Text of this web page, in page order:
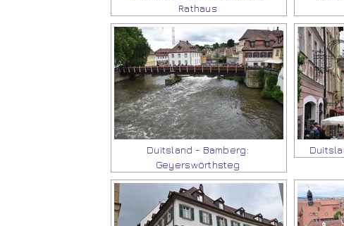
Rathaus
Duitsland - Bamberg:
Geyerswörthsteg